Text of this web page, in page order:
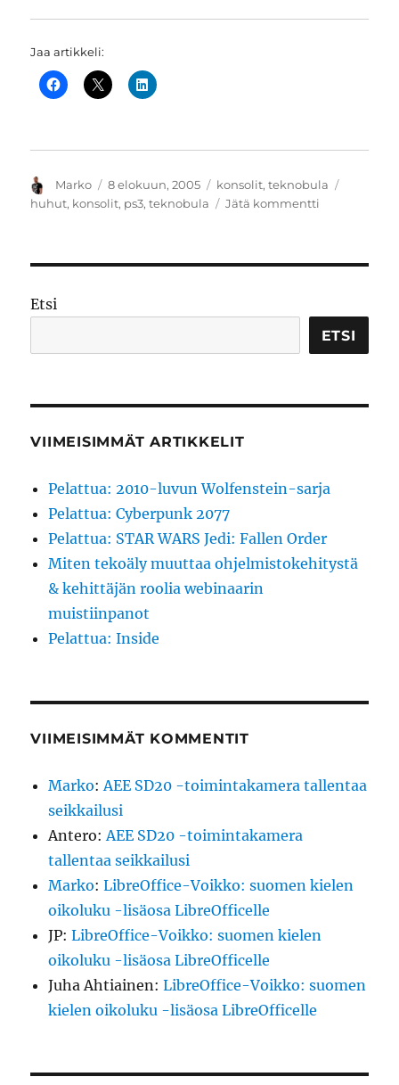
Jaa artikkeli:
Kirjoittaja
Marko Julkaistu
8 elokuun, 2005 Kategoriat
konsolit,teknobula
huhut, konsolit, ps3,teknobula Jätä kommentti
Etsi
ETSI
VIIMEISIMMÄT ARTIKKELIT
Pelattua: 2010-luvun Wolfenstein-sarja
Pelattua: Cyberpunk 2077
Pelattua: STAR WARS Jedi: Fallen Order
Miten tekoäly muuttaa ohjelmistokehitystä
& kehittäjän roolia webinaarin
muistiinpanot
Pelattua: Inside
VIIMEISIMMÄT KOMMENTIT
Marko:AEE SD20 -toimintakamera tallentaa
seikkailusi
Antero:AEE SD20 -toimintakamera
tallentaa seikkailusi
Marko:LibreOffice-Voikko: suomen kielen
oikoluku -lisäosa LibreOfficelle
JP:LibreOffice-Voikko: suomen kielen
oikoluku -lisäosa LibreOfficelle
Juha Ahtiainen:LibreOffice-Voikko: suomen
kielen oikoluku -lisäosa LibreOfficelle